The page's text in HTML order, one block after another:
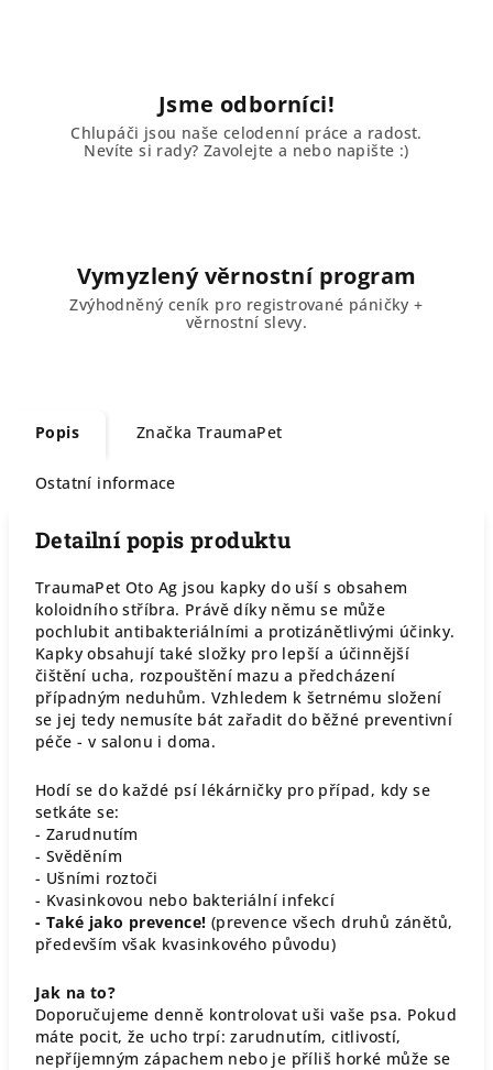
Jsme odborníci!
Chlupáči jsou naše celodenní práce a radost.
Nevíte si rady? Zavolejte a nebo napište :)
Vymyzlený věrnostní program
Zvýhodněný ceník pro registrované páničky +
věrnostní slevy.
Popis Značka TraumaPet
Ostatní informace
Detailní popis produktu
TraumaPet Oto Ag jsou kapky do uší s obsahem
koloidního stříbra. Právě díky němu se může
pochlubit antibakteriálními a protizánětlivými účinky.
Kapky obsahují také složky pro lepší a účinnější
čištění ucha, rozpouštění mazu a předcházení
případným neduhům. Vzhledem k šetrnému složení
se jej tedy nemusíte bát zařadit do běžné preventivní
péče - v salonu i doma.
Hodí se do každé psí lékárničky pro případ, kdy se
setkáte se:
- Zarudnutím
- Svěděním
- Ušními roztoči
- Kvasinkovou nebo bakteriální infekcí
- Také jako prevence! (prevence všech druhů zánětů,
především však kvasinkového původu)
Jak na to?
Doporučujeme denně kontrolovat uši vaše psa. Pokud
máte pocit, že ucho trpí: zarudnutím, citlivostí,
nepříjemným zápachem nebo je příliš horké může se